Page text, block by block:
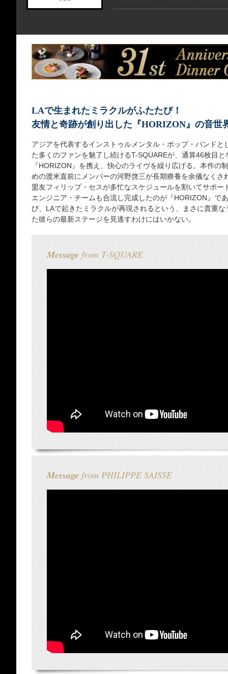
LAで生まれたミラクルがふたたび！
友情と奇跡が創り出した『HORIZON』の音世
アジアを代表するインストゥルメンタル・ポップ・バンド
た多くのファンを魅了し続けるT-SQUAREが、通算46枚目
『HORIZON』を携え、快心のライヴを繰り広げる。本作の
めの渡米直前にメンバーの河野啓三が長期療養を余儀なく
盟友フィリップ・セスが多忙なスケジュールを割いてサポ
エンジニア・チームも合流し完成したのが『HORIZON』で
び、LAで起きたミラクルが再現されるという、まさに貴重
た彼らの最新ステージを見逃すわけにはいかない。
Message from T-SQUARE
Message from PHILIPPE SAISSE